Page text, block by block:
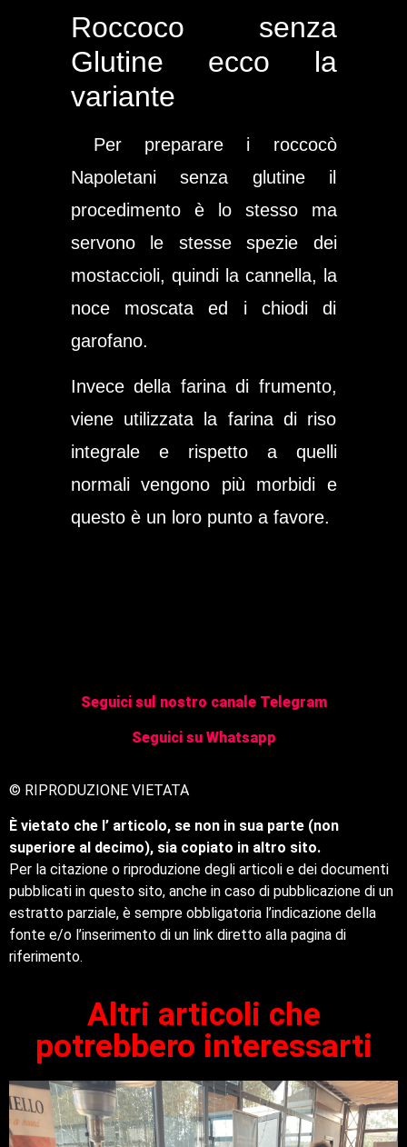
Roccoco senza
Glutine ecco la
variante
Per preparare i roccocò
Napoletani senza glutine il
procedimento è lo stesso ma
servono le stesse spezie dei
mostaccioli, quindi la cannella, la
noce moscata ed i chiodi di
garofano.
Invece della farina di frumento,
viene utilizzata la farina di riso
integrale e rispetto a quelli
normali vengono più morbidi e
questo è un loro punto a favore.
Seguici sul nostro canale Telegram
Seguici su Whatsapp
© RIPRODUZIONE VIETATA
È vietato che l’ articolo, se non in sua parte (non
superiore al decimo), sia copiato in altro sito.
Per la citazione o riproduzione degli articoli e dei documenti
pubblicati in questo sito, anche in caso di pubblicazione di un
estratto parziale, è sempre obbligatoria l’indicazione della
fonte e/o l’inserimento di un link diretto alla pagina di
riferimento.
Altri articoli che
potrebbero interessarti